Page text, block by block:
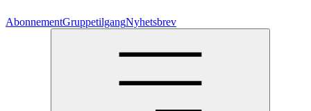
AbonnementGruppetilgangNyhetsbrev